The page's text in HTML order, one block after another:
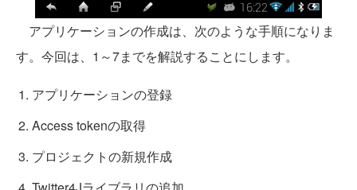
アプリケーションの作成は、次のような手順になりま
す。今回は、1～7までを解説することにします。
アプリケーションの登録
Access tokenの取得
プロジェクトの新規作成